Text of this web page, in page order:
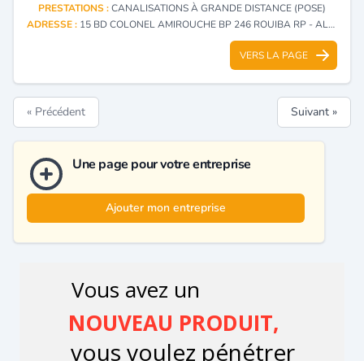
PRESTATIONS :CANALISATIONS À GRANDE DISTANCE (POSE)
ADRESSE : 15 BD COLONEL AMIROUCHE BP 246 ROUIBA RP - ALGER
VERS LA PAGE
« Précédent Suivant »
Une page pour votre entreprise
Ajouter mon entreprise